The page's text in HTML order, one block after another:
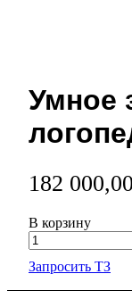
Умное
182
В корзину
Запросить ТЗ